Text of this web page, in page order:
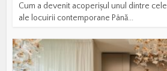
Cum a devenit acoperișul unul dintre
ale locuirii contemporane Până...